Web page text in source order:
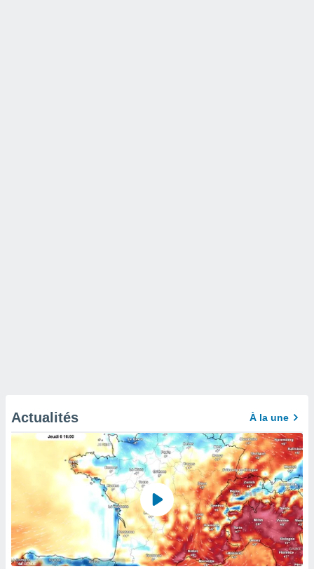
Actualités À la une